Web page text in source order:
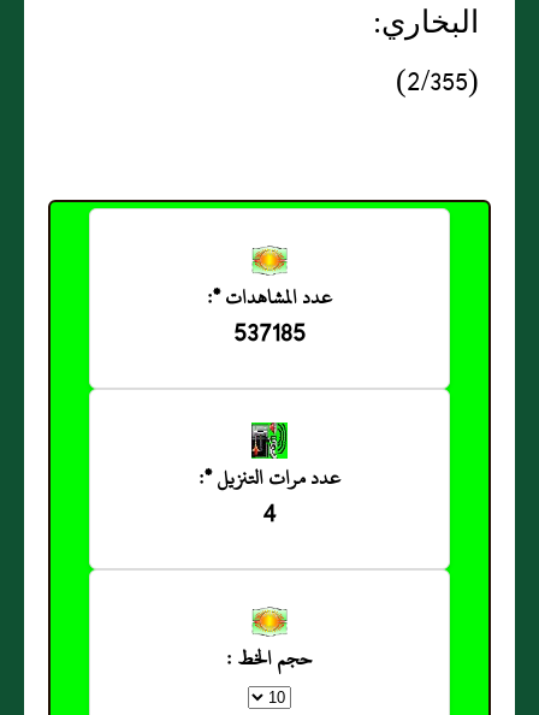
البخاري:
(2/355)
عدد المشاهدات *:
537185
عدد مرات التنزيل *:
4
حجم الخط :